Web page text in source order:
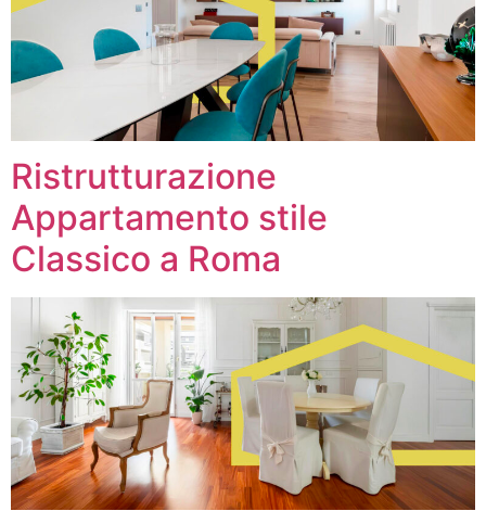
Ristrutturazione
Appartamento stile
Classico a Roma